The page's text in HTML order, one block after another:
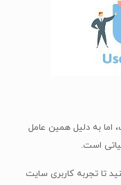
اما به دلیل همین عامل
است.
تا تجربه کاربری سایت